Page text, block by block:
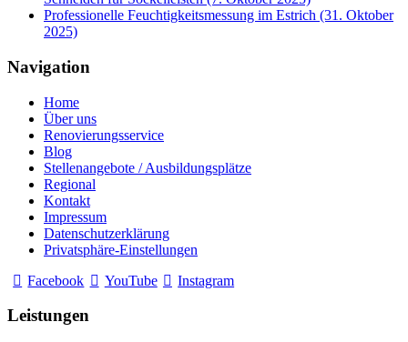
Professionelle Feuchtigkeitsmessung im Estrich (31. Oktober
2025)
Navigation
Home
Über uns
Renovierungsservice
Blog
Stellenangebote / Ausbildungsplätze
Regional
Kontakt
Impressum
Datenschutzerklärung
Privatsphäre-Einstellungen
Facebook
YouTube Instagram
Leistungen